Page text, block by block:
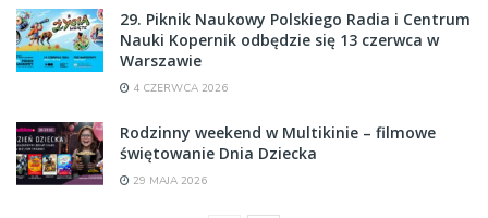
29. Piknik Naukowy Polskiego Radia i Centrum
Nauki Kopernik odbędzie się 13 czerwca w
Warszawie
4 CZERWCA 2026
Rodzinny weekend w Multikinie – filmowe
świętowanie Dnia Dziecka
29 MAJA 2026